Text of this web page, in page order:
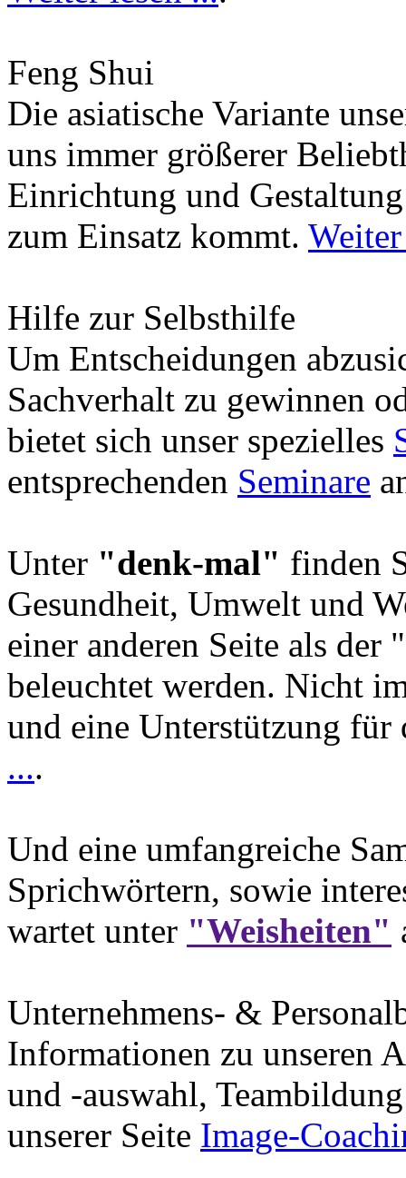
Feng Shui
Die asiatische Variante
uns immer größerer
Einrichtung und
zum Einsatz kommt.
Hilfe zur Selbsthilfe
Um Entscheidungen
Sachverhalt zu gewinnen
bietet sich unser spezielles
entsprechenden Seminare
Unter "denk-mal" finden
Gesundheit, Umwelt und
einer anderen Seite als
beleuchtet werden. Nicht
und eine Unterstützung
....
Und eine umfangreiche
Sprichwörtern, sowie
wartet unter "Weisheiten"
Unternehmens- &
Informationen zu unseren
und -auswahl,
unserer Seite Image-